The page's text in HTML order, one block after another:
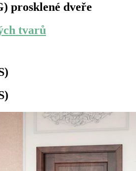
prosklené dveře
tvarů